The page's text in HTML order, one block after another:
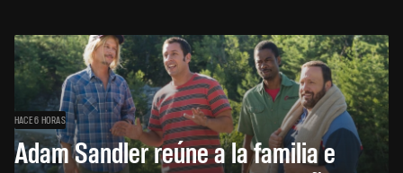
HACE 6 HORAS
Adam Sandler reúne a la familia e